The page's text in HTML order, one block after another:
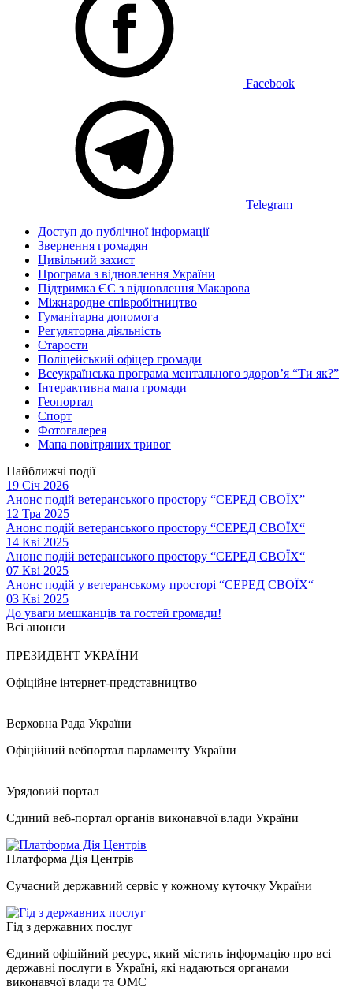
Facebook
Telegram
Доступ до публічної інформації
Звернення громадян
Цивільний захист
Програма з відновлення України
Підтримка ЄС з відновлення Макарова
Міжнародне співробітництво
Гуманітарна допомога
Регуляторна діяльність
Старости
Поліцейський офіцер громади
Всеукраїнська програма ментального здоров’я “Ти як?”
Інтерактивна мапа громади
Геопортал
Спорт
Фотогалерея
Мапа повітряних тривог
Найближчі події
19 Січ 2026
Анонс подій ветеранського простору “СЕРЕД СВОЇХ”
12 Тра 2025
Анонс подій ветеранського простору “СЕРЕД СВОЇХ“
14 Кві 2025
Анонс подій ветеранського простору “СЕРЕД СВОЇХ“
07 Кві 2025
Анонс подій у ветеранському просторі “СЕРЕД СВОЇХ“
03 Кві 2025
До уваги мешканців та гостей громади!
Всі анонси
ПРЕЗИДЕНТ УКРАЇНИ
Офіційне інтернет-представництво
Верховна Рада України
Офіційний вебпортал парламенту України
Урядовий портал
Єдиний веб-портал органів виконавчої влади України
Платформа Дія Центрів
Сучасний державний сервіс у кожному куточку України
Гід з державних послуг
Єдиний офіційний ресурс, який містить інформацію про всі
державні послуги в Україні, які надаються органами
виконавчої влади та ОМС